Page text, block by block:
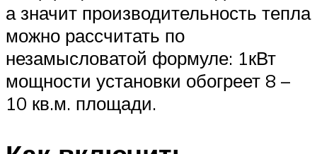
а значит производительность тепла
можно рассчитать по
незамысловатой формуле: 1кВт
мощности установки обогреет 8 –
10 кв.м. площади.